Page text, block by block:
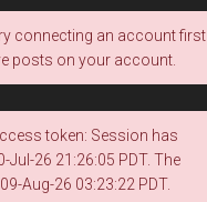
connecting an account first
posts on your account.
token: Session has
Jul-26 21:26:05 PDT. The
Aug-26 03:23:22 PDT.